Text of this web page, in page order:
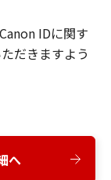
IDに関す
だきますよう
へ